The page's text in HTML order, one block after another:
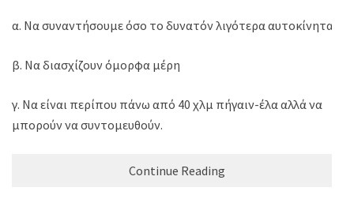
α. Να συναντήσουμε όσο το δυνατόν λιγότερα αυτοκίνητα
β. Να διασχίζουν όμορφα μέρη
γ. Να είναι περίπου πάνω από 40 χλμ πήγαιν-έλα αλλά να
μπορούν να συντομευθούν.
Continue Reading